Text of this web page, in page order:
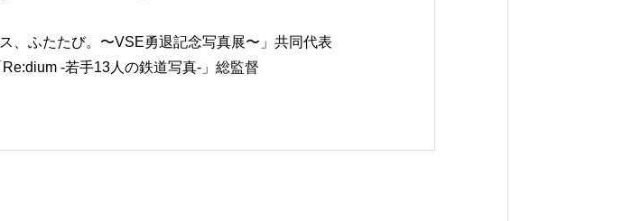
ふたたび。〜VSE勇退記念写真展〜」共同代表
-若手13人の鉄道写真-」総監督